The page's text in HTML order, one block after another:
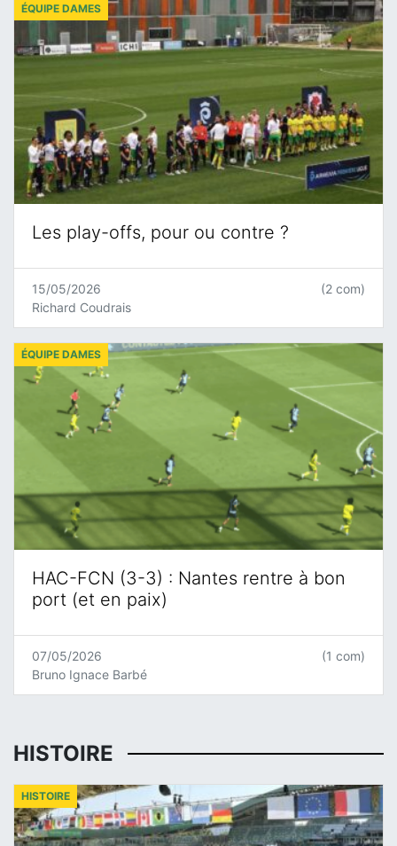
Les play-offs, pour ou contre ?
ÉQUIPE DAMES
15/05/2026
Richard Coudrais
(2 com)
HAC-FCN (3-3) : Nantes rentre à bon
port (et en paix)
ÉQUIPE DAMES
07/05/2026
Bruno Ignace Barbé
(1 com)
HISTOIRE
HISTOIRE